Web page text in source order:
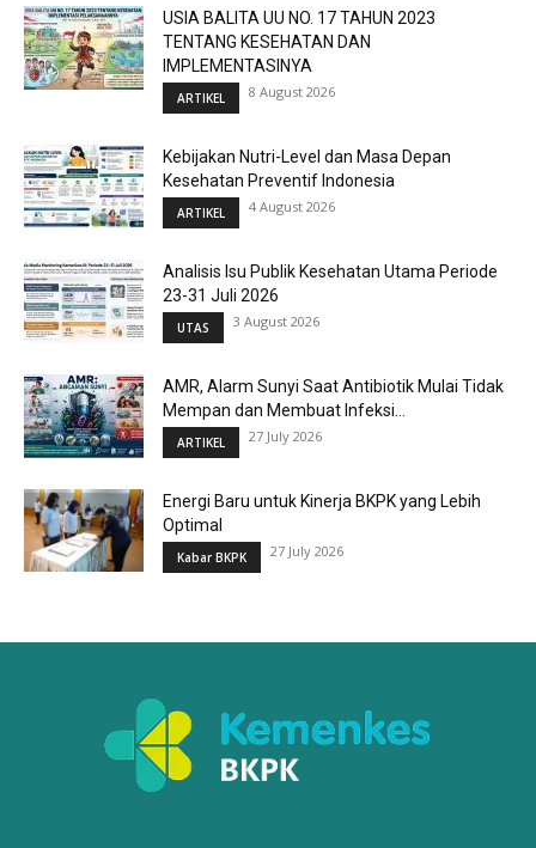
USIA BALITA UU NO. 17 TAHUN 2023
TENTANG KESEHATAN DAN
IMPLEMENTASINYA
ARTIKEL 8 August 2026
Kebijakan Nutri-Level dan Masa Depan
Kesehatan Preventif Indonesia
ARTIKEL 4 August 2026
Analisis Isu Publik Kesehatan Utama Periode
23-31 Juli 2026
UTAS 3 August 2026
AMR, Alarm Sunyi Saat Antibiotik Mulai Tidak
Mempan dan Membuat Infeksi...
ARTIKEL 27 July 2026
Energi Baru untuk Kinerja BKPK yang Lebih
Optimal
Kabar BKPK 27 July 2026